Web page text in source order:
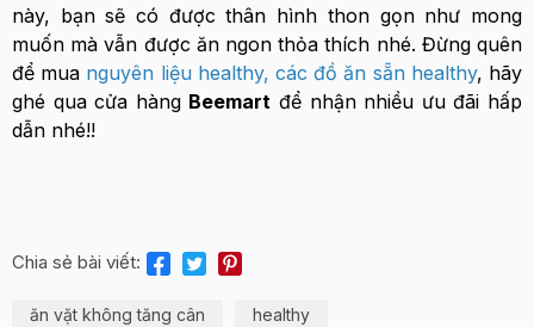
này, bạn sẽ có được thân hình thon gọn như mong
muốn mà vẫn được ăn ngon thỏa thích nhé. Đừng quên
để mua nguyên liệu healthy,các đồ ăn sẵn healthy, hãy
ghé qua cửa hàng Beemart để nhận nhiều ưu đãi hấp
dẫn nhé!!
Chia sẻ bài viết:
ăn vặt không tăng cân healthy